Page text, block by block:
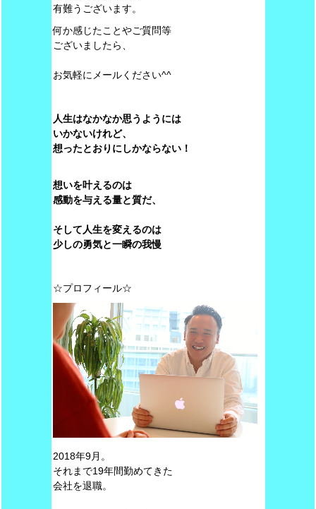
有難うございます。
何か感じたことやご質問等
ございましたら、
お気軽にメールください^^
人生はなかなか思うようには
いかないけれど、
想ったとおりにしかならない！
想いを叶えるのは
感動を与える量と質だ、
そして人生を変えるのは
少しの勇気と一瞬の我慢
☆プロフィール☆
2018年9月。
それまで19年間勤めてきた
会社を退職。